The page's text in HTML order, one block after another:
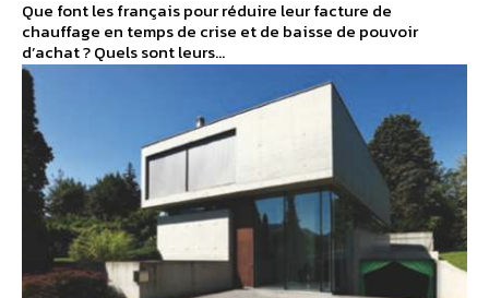
Que font les français pour réduire leur facture de
chauffage en temps de crise et de baisse de pouvoir
d’achat ? Quels sont leurs...